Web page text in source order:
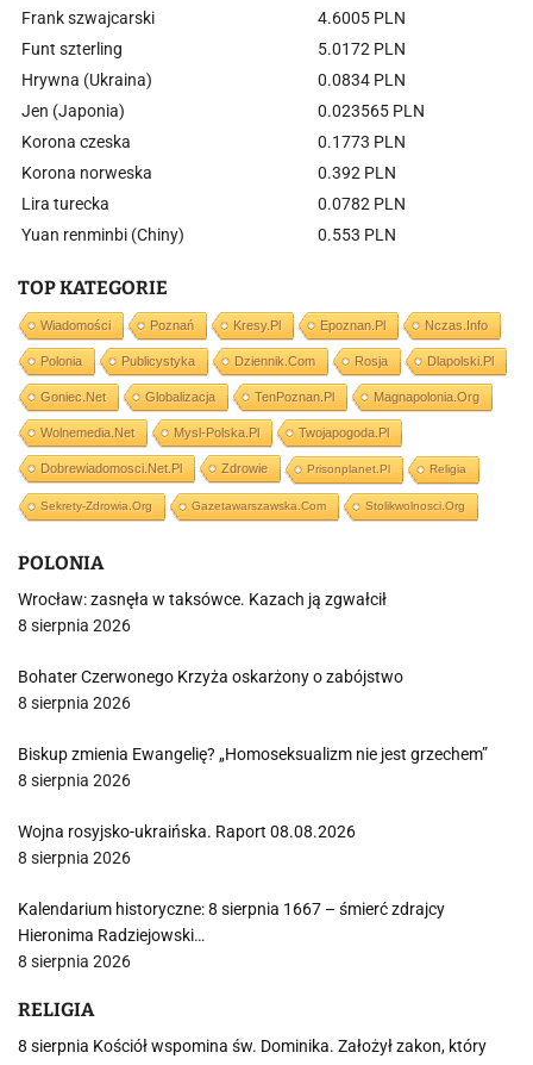
Frank szwajcarski
4.6005 PLN
Funt szterling
5.0172 PLN
Hrywna (Ukraina)
0.0834 PLN
Jen (Japonia)
0.023565 PLN
Korona czeska
0.1773 PLN
Korona norweska
0.392 PLN
Lira turecka
0.0782 PLN
Yuan renminbi (Chiny)
0.553 PLN
TOP KATEGORIE
Wiadomości Poznań Kresy.pl Epoznan.pl Nczas.info
Polonia Publicystyka Dziennik.com Rosja Dlapolski.pl
Goniec.net Globalizacja TenPoznan.pl Magnapolonia.org
Wolnemedia.net Mysl-Polska.pl Twojapogoda.pl
Dobrewiadomosci.net.pl Zdrowie Prisonplanet.pl Religia
Sekrety-Zdrowia.org Gazetawarszawska.com Stolikwolnosci.org
POLONIA
Wrocław: zasnęła w taksówce. Kazach ją zgwałcił
8 sierpnia 2026
Bohater Czerwonego Krzyża oskarżony o zabójstwo
8 sierpnia 2026
Biskup zmienia Ewangelię? „Homoseksualizm nie jest grzechem”
8 sierpnia 2026
Wojna rosyjsko-ukraińska. Raport 08.08.2026
8 sierpnia 2026
Kalendarium historyczne: 8 sierpnia 1667 – śmierć zdrajcy
Hieronima Radziejowski…
8 sierpnia 2026
RELIGIA
8 sierpnia Kościół wspomina św. Dominika. Założył zakon, który